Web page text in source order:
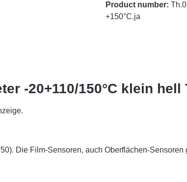
Product number:
+150°C.ja
-20+110/150°C klein
Die Film-Sensoren, auch Oberflächen-